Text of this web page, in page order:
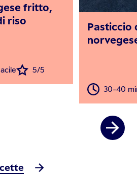
fritto,
riso
5/5
Pasticcio
30-40